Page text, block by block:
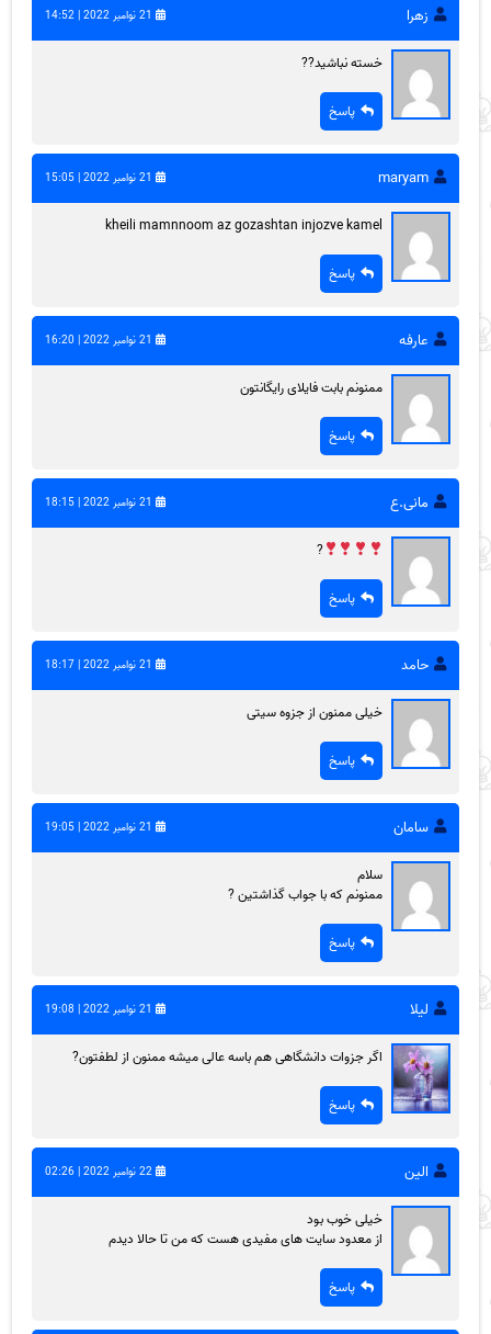
زهرا 21 نوامبر 2022 | 14:52
خسته نباشید??
پاسخ
maryam 21 نوامبر 2022 | 15:05
kheili mamnnoom az gozashtan injozve kamel
پاسخ
عارفه 21 نوامبر 2022 | 16:20
ممنونم بابت فایلای رایگانتون
پاسخ
مانی.ع 21 نوامبر 2022 | 18:15
?
پاسخ
حامد 21 نوامبر 2022 | 18:17
خیلی ممنون از جزوه سیتی
پاسخ
سامان 21 نوامبر 2022 | 19:05
سلام
ممنونم که با جواب گذاشتین ?
پاسخ
لیلا 21 نوامبر 2022 | 19:08
اگر جزوات دانشگاهی هم باسه عالی میشه ممنون از لطفتون?
پاسخ
الین 22 نوامبر 2022 | 02:26
خیلی خوب بود
از معدود سایت های مفیدی هست که من تا حالا دیدم
پاسخ